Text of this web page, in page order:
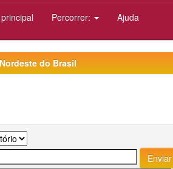
Percorrer: Ajuda
do Brasil